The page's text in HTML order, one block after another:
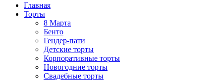
Главная
Торты
8 Марта
Бенто
Гендер-пати
Детские торты
Корпоративные торты
Новогодние торты
Свадебные торты